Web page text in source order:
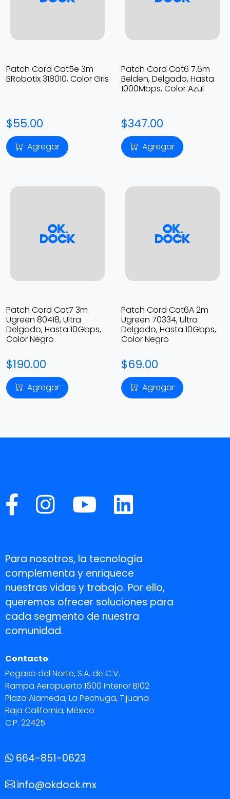
Patch Cord Cat5e 3m
BRobotix 318010, Color Gris
$55.00
Agregar
Patch Cord Cat6 7.6m
Belden, Delgado, Hasta
1000Mbps, Color Azul
$347.00
Agregar
Patch Cord Cat7 3m
Ugreen 80418, Ultra
Delgado, Hasta 10Gbps,
Color Negro
$190.00
Agregar
Patch Cord Cat6A 2m
Ugreen 70334, Ultra
Delgado, Hasta 10Gbps,
Color Negro
$69.00
Agregar
Para nosotros, la tecnología
complementa y enriquece
nuestras vidas y trabajo. Por ello,
queremos ofrecer soluciones para
cada segmento de nuestra
comunidad.
Contacto
Pegaso del Norte, S.A. de C.V.
Rampa Aeropuerto 1600 Interior B102
Plaza Alameda, La Pechuga, Tijuana
Baja California, México
C.P. 22425
664-851-0623
info@okdock.mx